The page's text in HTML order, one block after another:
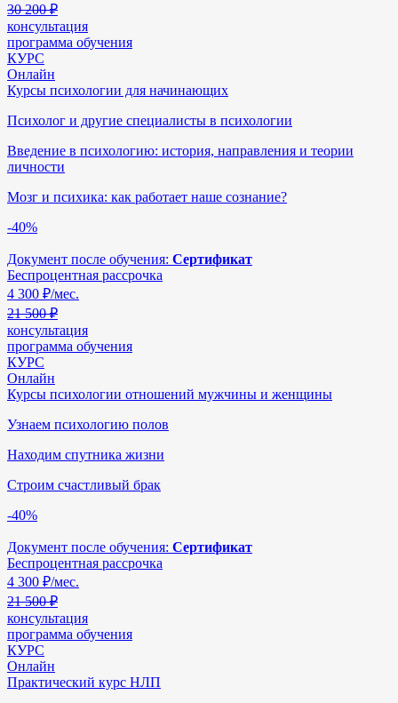
30 200 ₽
консультация
программа обучения
КУРС
Онлайн
Курсы психологии для начинающих
Психолог и другие специалисты в психологии
Введение в психологию: история, направления и теории
личности
Мозг и психика: как работает наше сознание?
-40%
Документ после обучения: Сертификат
Беспроцентная рассрочка
4 300 ₽/мес.
21 500 ₽
консультация
программа обучения
КУРС
Онлайн
Курсы психологии отношений мужчины и женщины
Узнаем психологию полов
Находим спутника жизни
Строим счастливый брак
-40%
Документ после обучения: Сертификат
Беспроцентная рассрочка
4 300 ₽/мес.
21 500 ₽
консультация
программа обучения
КУРС
Онлайн
Практический курс НЛП